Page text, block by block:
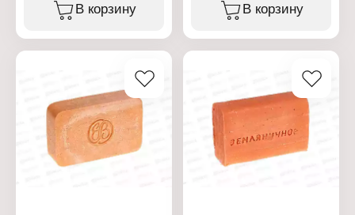
Характеристики:
Аромат: Хвоя
Упаковка: в упаковке
Вес: 100 г
В корзину
Характеристики:
Трейд
Тип товара: Туалетное
антибактериальное
Упаковка: в упаковке
Вес: 100 г
В корзину